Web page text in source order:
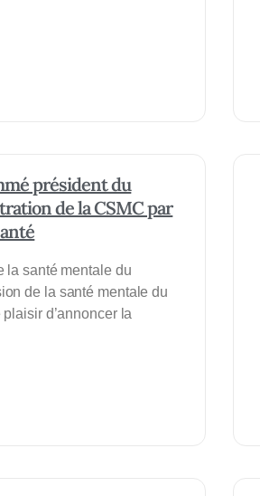
président du
de la CSMC par
la santé mentale du
de la santé mentale du
d’annoncer la